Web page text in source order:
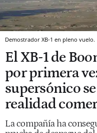
Demostrador XB-1 en pleno vuelo.
El XB-1 de
por primera
supersónico
realidad
La compañía ha